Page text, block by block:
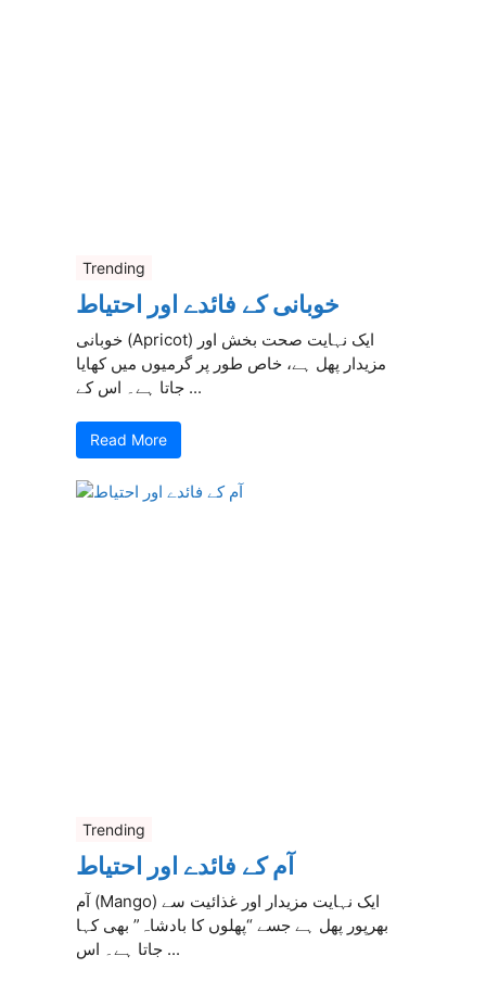
Trending
خوبانی کے فائدے اور احتیاط
خوبانی (Apricot) ایک نہایت صحت بخش اور
مزیدار پھل ہے، خاص طور پر گرمیوں میں کھایا
جاتا ہے۔ اس کے ...
Read More
Trending
آم کے فائدے اور احتیاط
آم (Mango) ایک نہایت مزیدار اور غذائیت سے
بھرپور پھل ہے جسے “پھلوں کا بادشاہ” بھی کہا
جاتا ہے۔ اس ...